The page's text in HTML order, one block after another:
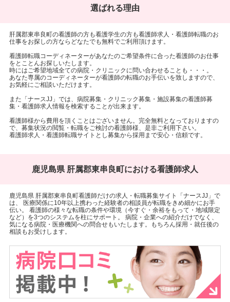
選ばれる理由
肝属郡東串良町の看護師の方も看護学生の方も看護師求人・看護師転職のお
仕事をお探しの方ならどなたでも無料でご利用頂けます。
看護師転職コーディネーターがあなたのご希望条件に合った看護師のお仕事
をとことんお探しいたします。
時にはご希望地域全ての病院・クリニックに問い合わせることも・・・。
あなた専属のコーディネーターが看護師の転職のお手伝いを致しますので、
お気軽にご相談いただけます。
また「ナースJJ」では、病院募集・クリニック募集・施設募集の看護師募
集・看護師求人情報を検索することが出来ます。
看護師様から費用を頂くことはございません。完全無料となっておりますの
で、募集状況の閲覧・転職をご検討の看護師様、是非ご利用下さい。
看護師求人・看護師転職サイトとし募集から採用まで安心・信頼です。
鹿児島県 肝属郡東串良町における看護師求人
鹿児島県 肝属郡東串良町看護師だけの求人・転職募集サイト「ナースJJ」で
は、 医療関係に10年以上携わった経験者の相談員が転職をきめ細かにお手
伝い。 看護師の様々な転職の条件や環境（今すぐ・余裕をもって・地域限定
など）を3つのシステムを柱にサポート。 病院・企業への紹介だけでなく、
気になる病院・医療機関への問合せもいたします。もちろん採用・就任後の
相談もお受けします。